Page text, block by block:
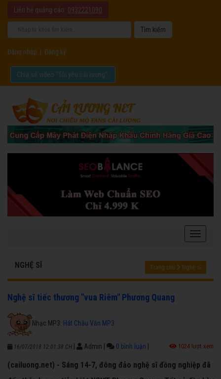
Liên hệ quảng cáo: 0932221090
Đăng nhập Đăng ký
Chia sẻ video "Tôi yêu cải lương".
NGHỆ SĨ Trang chủ Nghệ sĩ
Nghệ sĩ tiếc thương "vua Riêm" Phương Quang
Nhạc MP3: Hát Chầu Văn MP3
16/07/2018 12:01:38 CH Admin 0 bình luận 1024 lượt xem
(cailuong.net) - Sáng 14-7, đông đảo nghệ sĩ đồng nghiệp đã